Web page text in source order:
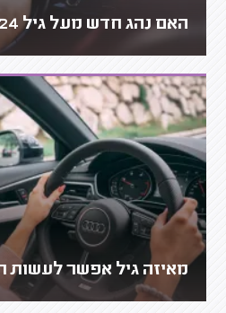
האם נהג חדש מעל גיל 24 צריך מלווה?
מאיזה גיל אפשר לעשות